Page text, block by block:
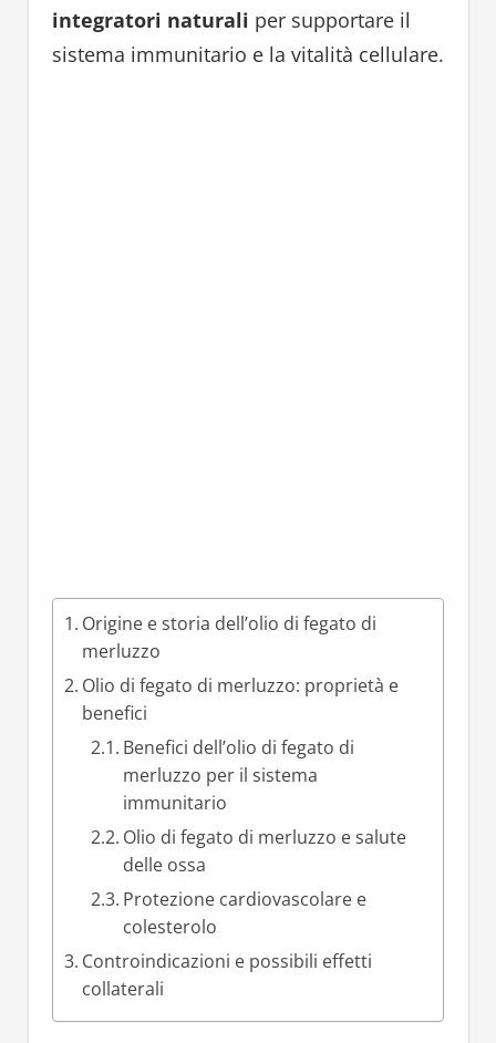
integratori naturali per supportare il
sistema immunitario e la vitalità cellulare.
Origine e storia dell’olio di fegato di
merluzzo
Olio di fegato di merluzzo: proprietà e
benefici
Benefici dell’olio di fegato di
merluzzo per il sistema
immunitario
Olio di fegato di merluzzo e salute
delle ossa
Protezione cardiovascolare e
colesterolo
Controindicazioni e possibili effetti
collaterali